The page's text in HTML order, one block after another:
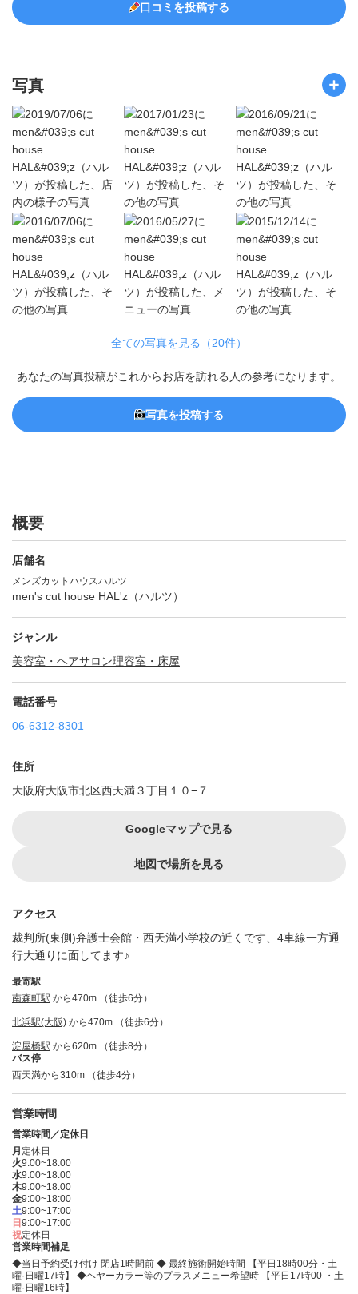
口コミを投稿する
写真
全ての写真を見る（20件）
あなたの写真投稿がこれからお店を訪れる人の参考になります。
写真を投稿する
概要
店舗名
メンズカットハウスハルツ
men's cut house HAL'z（ハルツ）
ジャンル
美容室・ヘアサロン理容室・床屋
電話番号
06-6312-8301
住所
大阪府大阪市北区西天満３丁目１０−７
Googleマップで見る
地図で場所を見る
アクセス
裁判所(東側)弁護士会館・西天満小学校の近くです、4車線一方通
行大通りに面してます♪
最寄駅
南森町駅 から470m （徒歩6分）
北浜駅(大阪) から470m （徒歩6分）
淀屋橋駅 から620m （徒歩8分）
バス停
西天満から310m （徒歩4分）
営業時間
営業時間／定休日
月 定休日
火9:00~18:00
水9:00~18:00
木9:00~18:00
金9:00~18:00
土9:00~17:00
日 9:00~17:00
祝定休日
営業時間補足
◆当日予約受け付け 閉店1時間前 ◆ 最終施術開始時間 【平日18時00分・土
曜·日曜17時】 ◆ヘヤーカラー等のプラスメニュー希望時 【平日17時00 ・土
曜·日曜16時】